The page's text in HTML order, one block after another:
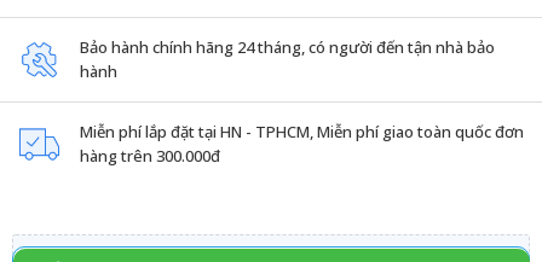
Bảo hành chính hãng 24 tháng, có người đến tận nhà bảo
hành
Miễn phí lắp đặt tại HN - TPHCM, Miễn phí giao toàn quốc đơn
hàng trên 300.000đ